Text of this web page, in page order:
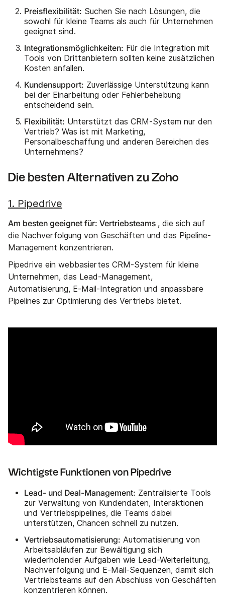
Preisflexibilität: Suchen Sie nach Lösungen, die
sowohl für kleine Teams als auch für Unternehmen
geeignet sind.
Integrationsmöglichkeiten: Für die Integration mit
Tools von Drittanbietern sollten keine zusätzlichen
Kosten anfallen.
Kundensupport: Zuverlässige Unterstützung kann
bei der Einarbeitung oder Fehlerbehebung
entscheidend sein.
Flexibilität: Unterstützt das CRM-System nur den
Vertrieb? Was ist mit Marketing,
Personalbeschaffung und anderen Bereichen des
Unternehmens?
Die besten Alternativen zu Zoho
1. Pipedrive
Am besten geeignet für: Vertriebsteams , die sich auf
die Nachverfolgung von Geschäften und das Pipeline-
Management konzentrieren.
Pipedrive ein webbasiertes CRM-System für kleine
Unternehmen, das Lead-Management,
Automatisierung, E-Mail-Integration und anpassbare
Pipelines zur Optimierung des Vertriebs bietet.
Wichtigste Funktionen von Pipedrive
Lead- und Deal-Management: Zentralisierte Tools
zur Verwaltung von Kundendaten, Interaktionen
und Vertriebspipelines, die Teams dabei
unterstützen, Chancen schnell zu nutzen.
Vertriebsautomatisierung: Automatisierung von
Arbeitsabläufen zur Bewältigung sich
wiederholender Aufgaben wie Lead-Weiterleitung,
Nachverfolgung und E-Mail-Sequenzen, damit sich
Vertriebsteams auf den Abschluss von Geschäften
konzentrieren können.